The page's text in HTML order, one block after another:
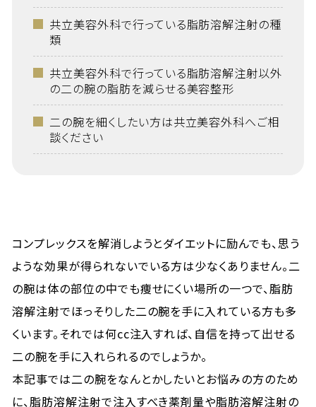
共立美容外科で行っている脂肪溶解注射の種
類
共立美容外科で行っている脂肪溶解注射以外
の二の腕の脂肪を減らせる美容整形
二の腕を細くしたい方は共立美容外科へご相
談ください
コンプレックスを解消しようとダイエットに励んでも、思う
ような効果が得られないでいる方は少なくありません。二
の腕は体の部位の中でも痩せにくい場所の一つで、脂肪
溶解注射でほっそりした二の腕を手に入れている方も多
くいます。それでは何cc注入すれば、自信を持って出せる
二の腕を手に入れられるのでしょうか。
本記事では二の腕をなんとかしたいとお悩みの方のため
に、脂肪溶解注射で注入すべき薬剤量や脂肪溶解注射の